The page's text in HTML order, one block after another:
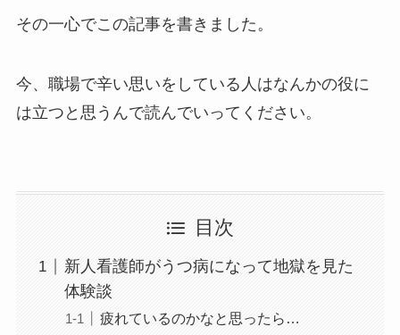
その一心でこの記事を書きました。
今、職場で辛い思いをしている人はなんかの役に
は立つと思うんで読んでいってください。
目次
新人看護師がうつ病になって地獄を見た
体験談
疲れているのかなと思ったら…